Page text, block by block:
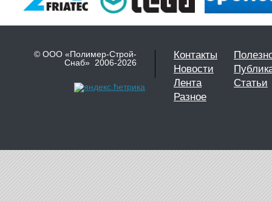
© ООО «Полимер-Строй-
Снаб» 2006-2026
Контакты
Новости
Лента
Статьи
Разное